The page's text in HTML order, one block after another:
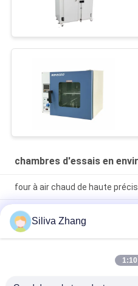
chambres d'essais en
four à air chaud de haute
Forneau de précision de
chauffage PID+S.S.R, acier
±0,3°C
Chambre d'essai
degrés centigrades avec
Siliva Zhang
1:10